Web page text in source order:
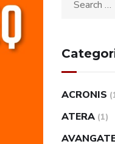
ACRONIS
ATERA (1)